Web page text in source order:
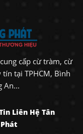
cấp cừ tràm, cừ
tại TPHCM, Bình
An...
Liên Hệ Tân